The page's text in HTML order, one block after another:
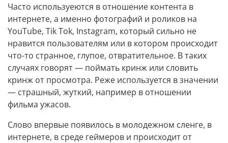
Часто используеются в отношение контента в
интернете, а именно фотографий и роликов на
YouTube, Tik Tok, Instagram, который сильно не
нравится пользователям или в котором происходит
что-то странное, глупое, отвратительное. В таких
случаях говорят — поймать кринж или словить
кринж от просмотра. Реже используется в значении
— страшный, жуткий, например в отношении
фильма ужасов.
Слово впервые появилось в молодежном сленге, в
интернете, в среде геймеров и происходит от